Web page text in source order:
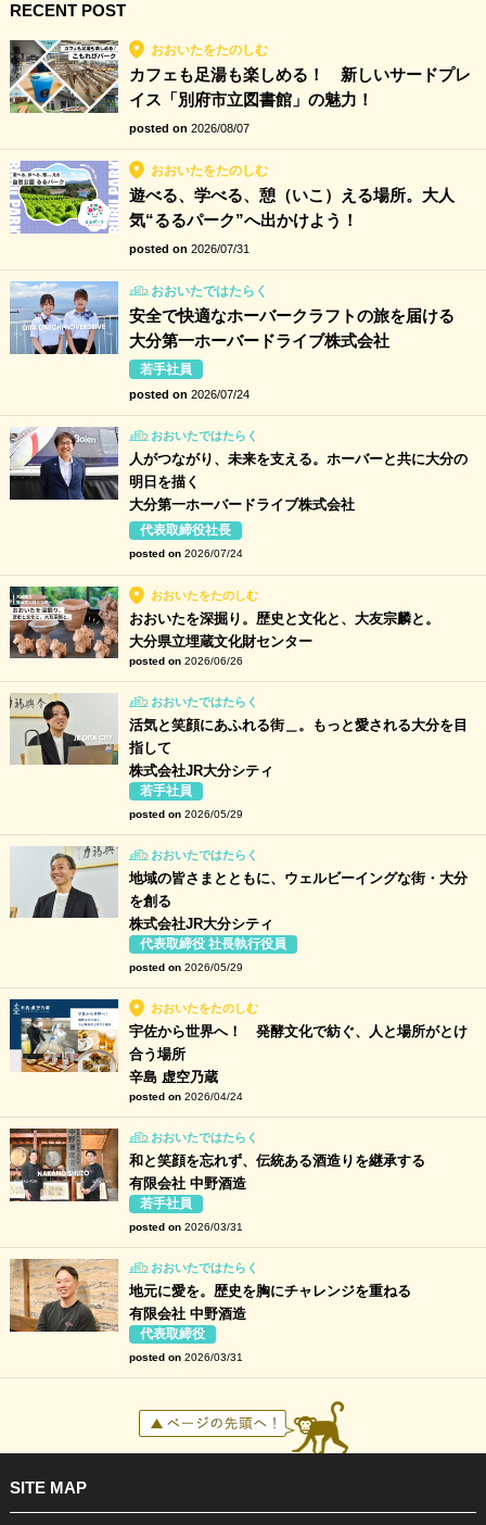
RECENT POST
おおいたをたのしむ
カフェも足湯も楽しめる！ 新しいサードプレ
イス「別府市立図書館」の魅力！
posted on 2026/08/07
おおいたをたのしむ
遊べる、学べる、憩（いこ）える場所。大人
気“るるパーク”へ出かけよう！
posted on 2026/07/31
おおいたではたらく
安全で快適なホーバークラフトの旅を届ける
大分第一ホーバードライブ株式会社
若手社員
posted on 2026/07/24
おおいたではたらく
人がつながり、未来を支える。ホーバーと共に大分の
明日を描く
大分第一ホーバードライブ株式会社
代表取締役社長
posted on 2026/07/24
おおいたをたのしむ
おおいたを深掘り。歴史と文化と、大友宗麟と。
大分県立埋蔵文化財センター
posted on 2026/06/26
おおいたではたらく
活気と笑顔にあふれる街＿。もっと愛される大分を目
指して
株式会社JR大分シティ
若手社員
posted on 2026/05/29
おおいたではたらく
地域の皆さまとともに、ウェルビーイングな街・大分
を創る
株式会社JR大分シティ
代表取締役 社長執行役員
posted on 2026/05/29
おおいたをたのしむ
宇佐から世界へ！ 発酵文化で紡ぐ、人と場所がとけ
合う場所
辛島 虚空乃蔵
posted on 2026/04/24
おおいたではたらく
和と笑顔を忘れず、伝統ある酒造りを継承する
有限会社 中野酒造
若手社員
posted on 2026/03/31
おおいたではたらく
地元に愛を。歴史を胸にチャレンジを重ねる
有限会社 中野酒造
代表取締役
posted on 2026/03/31
SITE MAP